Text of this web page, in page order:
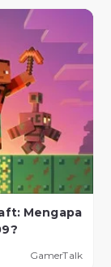
Mengapa
GamerTalk